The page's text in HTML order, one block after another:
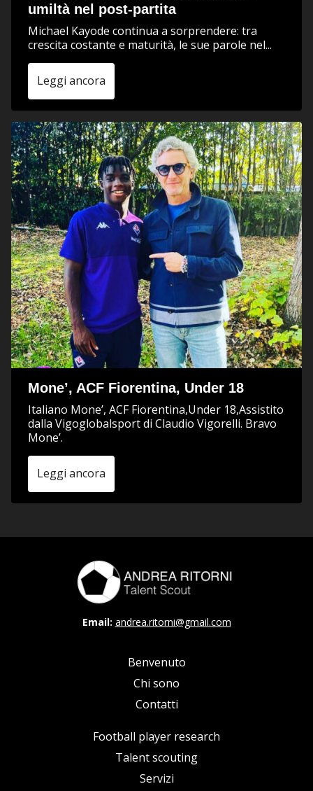
umiltà nel post-partita
Michael Kayode continua a sorprendere: tra
crescita costante e maturità, le sue parole nel...
Leggi ancora
Mone’, ACF Fiorentina, Under 18
Italiano Mone’, ACF Fiorentina,Under 18,Assistito
dalla Vigoglobalsport di Claudio Vigorelli. Bravo
Mone’.
Leggi ancora
Email: andrea.ritorni@gmail.com
Benvenuto
Chi sono
Contatti
Football player research
Talent scouting
Servizi